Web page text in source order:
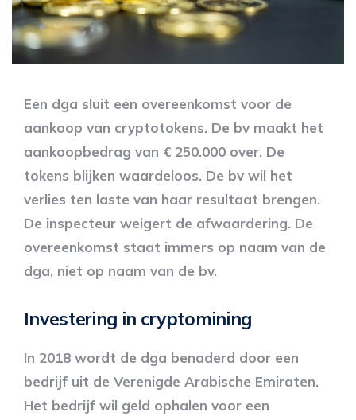
Een dga sluit een overeenkomst voor de
aankoop van cryptotokens. De bv maakt het
aankoopbedrag van € 250.000 over. De
tokens blijken waardeloos. De bv wil het
verlies ten laste van haar resultaat brengen.
De inspecteur weigert de afwaardering. De
overeenkomst staat immers op naam van de
dga, niet op naam van de bv.
Investering in cryptomining
In 2018 wordt de dga benaderd door een
bedrijf uit de Verenigde Arabische Emiraten.
Het bedrijf wil geld ophalen voor een